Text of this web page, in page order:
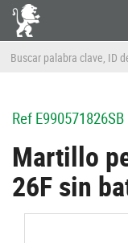
RefE990571826SB
Martillo
26F sin